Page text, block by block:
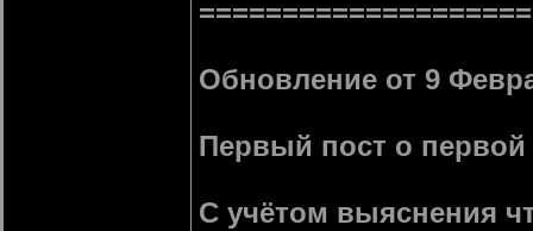
Обновление от 9
Первый пост о
С учётом выяснения